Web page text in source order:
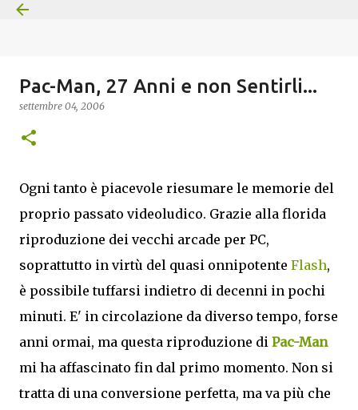
Pac-Man, 27 Anni e non Sentirli...
settembre 04, 2006
Ogni tanto è piacevole riesumare le memorie del
proprio passato videoludico. Grazie alla florida
riproduzione dei vecchi arcade per PC,
soprattutto in virtù del quasi onnipotente Flash,
è possibile tuffarsi indietro di decenni in pochi
minuti. E' in circolazione da diverso tempo, forse
anni ormai, ma questa riproduzione di Pac-Man
mi ha affascinato fin dal primo momento. Non si
tratta di una conversione perfetta, ma va più che